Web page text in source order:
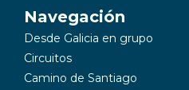
Navegación
Desde Galicia en grupo
Circuitos
Camino de Santiago